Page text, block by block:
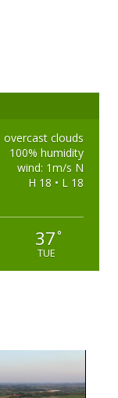
overcast clouds
100% humidity
wind: 1m/s N
H 18 • L 18
37°
TUE